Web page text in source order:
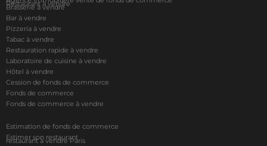
Restaurant à vendre
Brasserie à vendre
Bar à vendre
Pizzeria à vendre
Tabac à vendre
Restauration rapide à vendre
Laboratoire de cuisine à vendre
Hôtel à vendre
Cession de fonds de commerce
Fonds de commerce
Fonds de commerce à vendre
Estimation de fonds de commerce
Estimer son restaurant
restaurant à vendre Paris